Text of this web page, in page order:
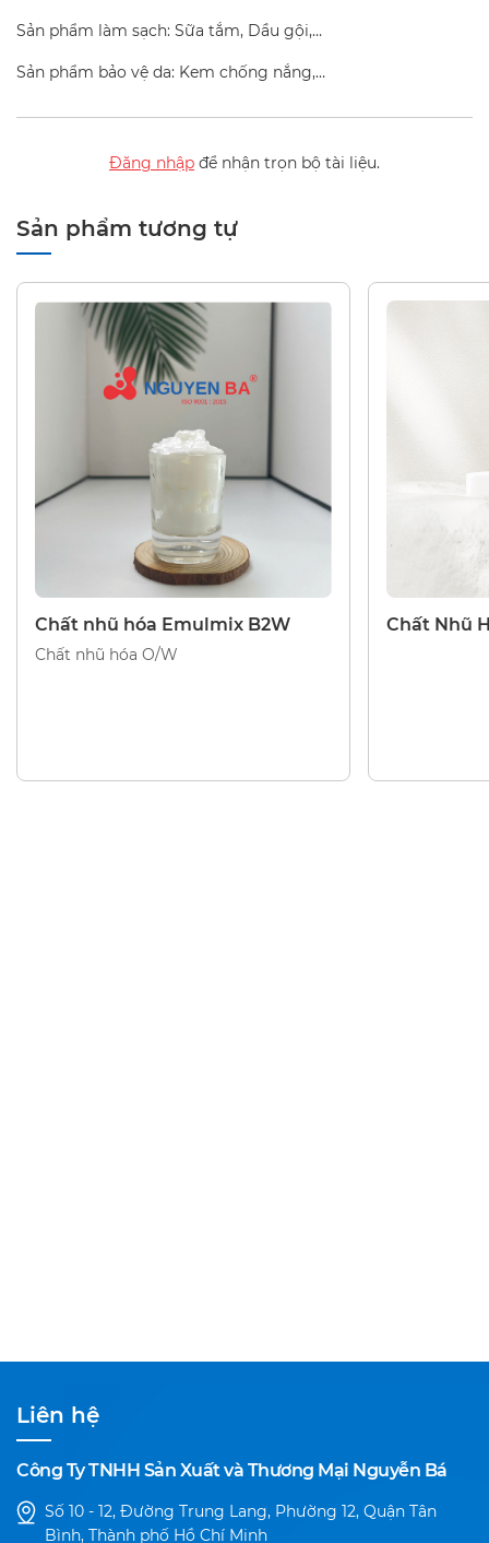
Sản phẩm làm sạch: Sữa tắm, Dầu gội,…
Sản phẩm bảo vệ da: Kem chống nắng,…
Đăng nhập để nhận trọn bộ tài liệu.
Sản phẩm tương tự
CHẤT NHŨ HÓA
Chất nhũ hóa Emulmix B2W
Chất nhũ hóa O/W
CHẤT NHŨ
Chất Nhũ
Liên hệ
Công Ty TNHH Sản Xuất và Thương Mại Nguyễn Bá
Số 10 - 12, Đường Trung Lang, Phường 12, Quận Tân
Bình, Thành phố Hồ Chí Minh